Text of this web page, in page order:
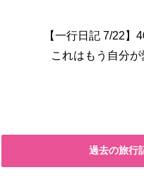
【一行日記 7/22】
これはもう自分
過去の旅行